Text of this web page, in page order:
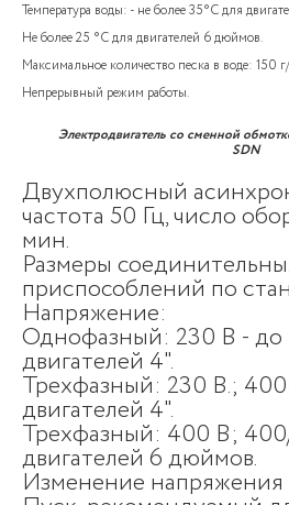
Температура воды: - не более 35°C для
Не более 25 °C для двигателей 6 дюймов.
Максимальное количество песка в воде: 150
Непрерывный режим работы.
Электродвигатель со сменной
SDN
Двухполюсный
частота 50 Гц, число
мин.
Размеры
приспособлений по
Напряжение:
Однофазный: 230 В - до
двигателей 4".
Трехфазный: 230 В.;
двигателей 4".
Трехфазный: 400 В;
двигателей 6 дюймов.
Изменение напряжения